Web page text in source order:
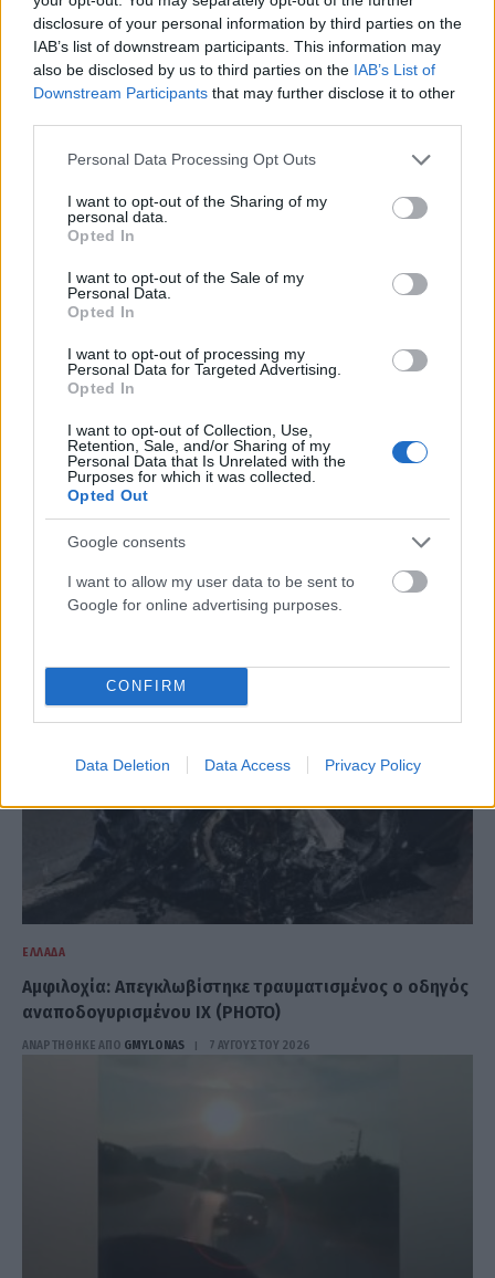
disclosure of your personal information by third parties on the
IAB’s list of downstream participants. This information may
also be disclosed by us to third parties on the IAB’s List of
Downstream Participants that may further disclose it to other
Please note that this website/app uses one or more Google
not limited to your visit or usage behaviour. You may click to
grant or deny consent to Google and its third-party tags to
use your data for below specified purposes in below Google
consent section.
Personal Data Processing Opt Outs
I want to opt-out of the Sharing of my
personal data.
Opted In
I want to opt-out of the Sale of my
Personal Data.
Opted In
I want to opt-out of processing my
Personal Data for Targeted Advertising.
Opted In
I want to opt-out of Collection, Use,
Retention, Sale, and/or Sharing of my
Personal Data that Is Unrelated with the
Purposes for which it was collected.
Opted Out
Google consents
I want to allow my user data to be sent to
Google for online advertising purposes.
CONFIRM
Data Deletion Data Access Privacy Policy
ΕΛΛΆΔΑ
Κρήτη: Τουρίστας ρωτούσε πόσο να πληρώσει για να
ασελγήσει σε 10χρονη! Βίντεο-ντοκουμέντο
ΕΛΛΆΔΑ
Ρεσιτάλ… παραβάσεων όσο αδειάζουν οι δρόμοι της
Αθήνας (VIDEO)
ΑΝΑΡΤΗΘΗΚΕ ΑΠΟ GMYLONAS 7 ΑΥΓΟΎΣΤΟΥ 2026
ΕΛΛΆΔΑ
Αμφιλοχία: Απεγκλωβίστηκε τραυματισμένος ο οδηγός
αναποδογυρισμένου ΙΧ (PHOTO)
ΑΝΑΡΤΗΘΗΚΕ ΑΠΟ GMYLONAS 7 ΑΥΓΟΎΣΤΟΥ 2026